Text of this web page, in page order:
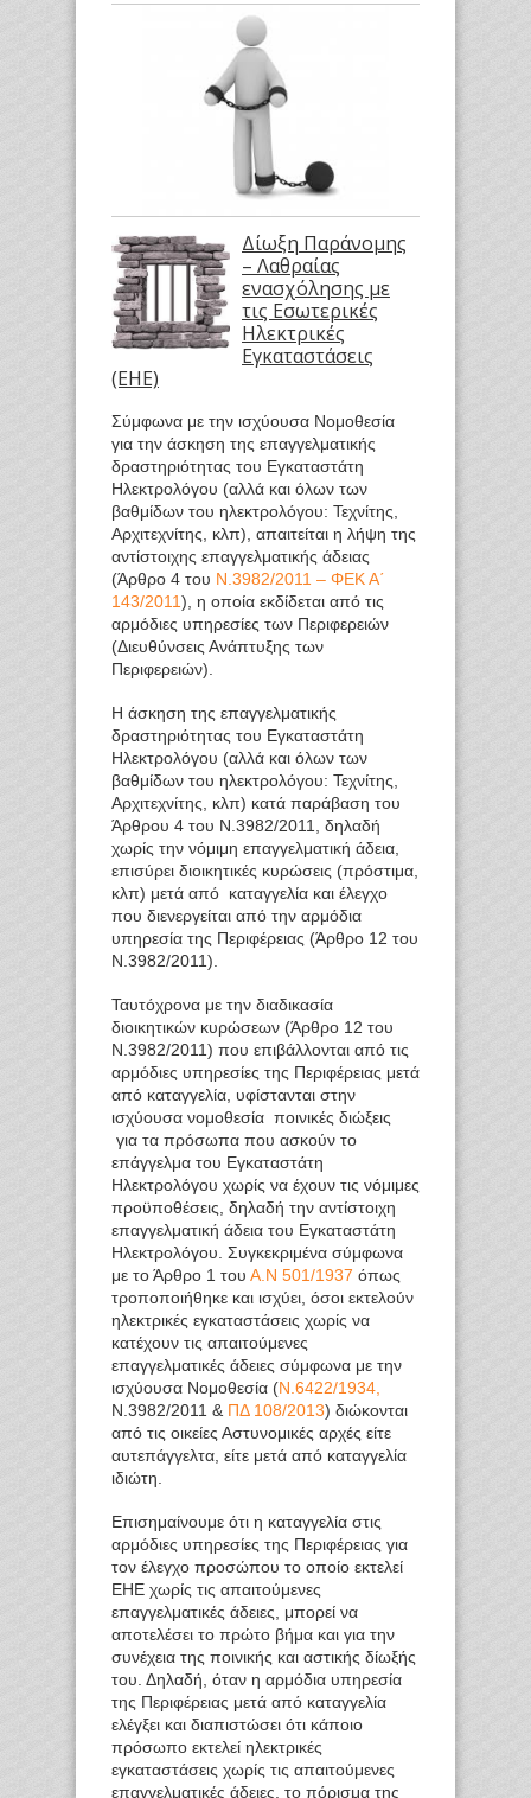
Δίωξη Παράνομης
– Λαθραίας
ενασχόλησης με
τις Εσωτερικές
Ηλεκτρικές
Εγκαταστάσεις
(ΕΗΕ)
Σύμφωνα με την ισχύουσα Νομοθεσία
για την άσκηση της επαγγελματικής
δραστηριότητας του Εγκαταστάτη
Ηλεκτρολόγου (αλλά και όλων των
βαθμίδων του ηλεκτρολόγου: Τεχνίτης,
Αρχιτεχνίτης, κλπ), απαιτείται η λήψη της
αντίστοιχης επαγγελματικής άδειας
(Άρθρο 4 του Ν.3982/2011 – ΦΕΚ Α΄
143/2011), η οποία εκδίδεται από τις
αρμόδιες υπηρεσίες των Περιφερειών
(Διευθύνσεις Ανάπτυξης των
Περιφερειών).
Η άσκηση της επαγγελματικής
δραστηριότητας του Εγκαταστάτη
Ηλεκτρολόγου (αλλά και όλων των
βαθμίδων του ηλεκτρολόγου: Τεχνίτης,
Αρχιτεχνίτης, κλπ) κατά παράβαση του
Άρθρου 4 του Ν.3982/2011, δηλαδή
χωρίς την νόμιμη επαγγελματική άδεια,
επισύρει διοικητικές κυρώσεις (πρόστιμα,
κλπ) μετά από καταγγελία και έλεγχο
που διενεργείται από την αρμόδια
υπηρεσία της Περιφέρειας (Άρθρο 12 του
Ν.3982/2011).
Ταυτόχρονα με την διαδικασία
διοικητικών κυρώσεων (Άρθρο 12 του
Ν.3982/2011) που επιβάλλονται από τις
αρμόδιες υπηρεσίες της Περιφέρειας μετά
από καταγγελία, υφίστανται στην
ισχύουσα νομοθεσία ποινικές διώξεις
για τα πρόσωπα που ασκούν το
επάγγελμα του Εγκαταστάτη
Ηλεκτρολόγου χωρίς να έχουν τις νόμιμες
προϋποθέσεις, δηλαδή την αντίστοιχη
επαγγελματική άδεια του Εγκαταστάτη
Ηλεκτρολόγου. Συγκεκριμένα σύμφωνα
με το Άρθρο 1 του Α.Ν 501/1937 όπως
τροποποιήθηκε και ισχύει, όσοι εκτελούν
ηλεκτρικές εγκαταστάσεις χωρίς να
κατέχουν τις απαιτούμενες
επαγγελματικές άδειες σύμφωνα με την
ισχύουσα Νομοθεσία (Ν.6422/1934,
Ν.3982/2011 & ΠΔ 108/2013) διώκονται
από τις οικείες Αστυνομικές αρχές είτε
αυτεπάγγελτα, είτε μετά από καταγγελία
ιδιώτη.
Επισημαίνουμε ότι η καταγγελία στις
αρμόδιες υπηρεσίες της Περιφέρειας για
τον έλεγχο προσώπου το οποίο εκτελεί
ΕΗΕ χωρίς τις απαιτούμενες
επαγγελματικές άδειες, μπορεί να
αποτελέσει το πρώτο βήμα και για την
συνέχεια της ποινικής και αστικής δίωξής
του. Δηλαδή, όταν η αρμόδια υπηρεσία
της Περιφέρειας μετά από καταγγελία
ελέγξει και διαπιστώσει ότι κάποιο
πρόσωπο εκτελεί ηλεκτρικές
εγκαταστάσεις χωρίς τις απαιτούμενες
επαγγελματικές άδειες, το πόρισμα της